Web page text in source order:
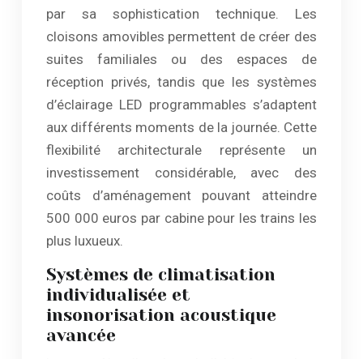
par sa sophistication technique. Les
cloisons amovibles permettent de créer des
suites familiales ou des espaces de
réception privés, tandis que les systèmes
d’éclairage LED programmables s’adaptent
aux différents moments de la journée. Cette
flexibilité architecturale représente un
investissement considérable, avec des
coûts d’aménagement pouvant atteindre
500 000 euros par cabine pour les trains les
plus luxueux.
Systèmes de climatisation
individualisée et
insonorisation acoustique
avancée